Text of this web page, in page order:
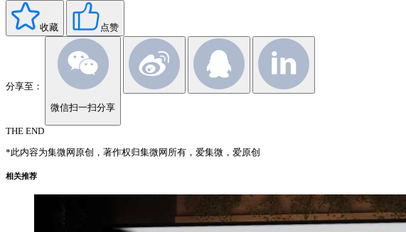
收藏 点赞
分享至：
微信扫一扫分享
THE END
*此内容为集微网原创，著作权归集微网所有，爱集微，爱原创
相关推荐